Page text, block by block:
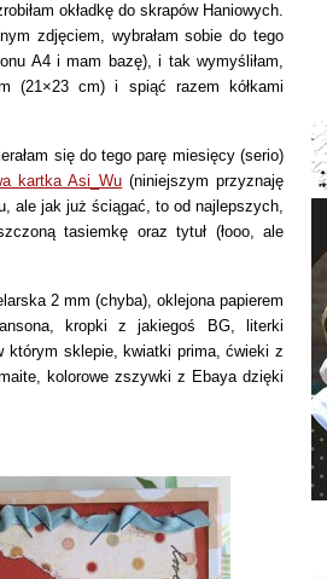
okładkę do skrapów Haniowych.
zdjęciem, wybrałam sobie do tego
A4 i mam bazę), i tak wymyśliłam,
(21×23 cm) i spiąć razem kółkami
się do tego parę miesięcy (serio)
kartka Asi_Wu (niniejszym przyznaję
ale jak już ściągać, to od najlepszych,
tasiemkę oraz tytuł (łooo, ale
2 mm (chyba), oklejona papierem
kropki z jakiegoś BG, literki
którym sklepie, kwiatki prima, ćwieki z
kolorowe zszywki z Ebaya dzięki